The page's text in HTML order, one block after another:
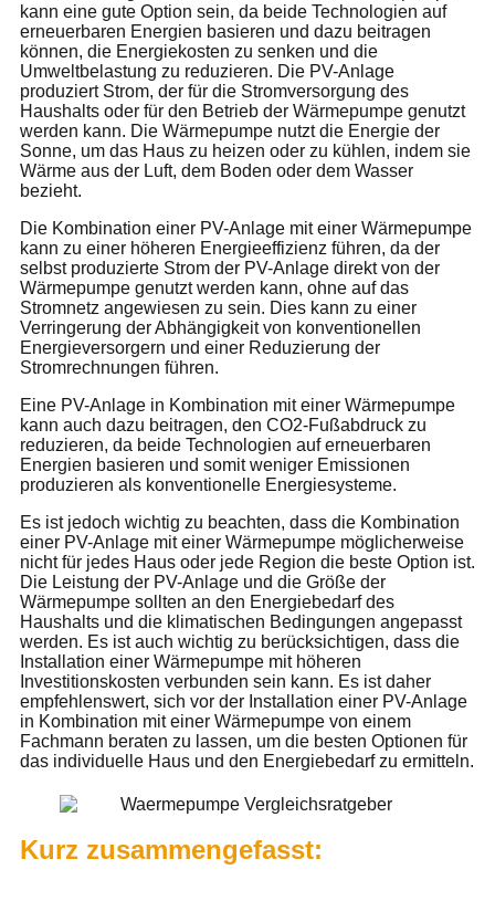
kann eine gute Option sein, da beide Technologien auf
erneuerbaren Energien basieren und dazu beitragen
können, die Energiekosten zu senken und die
Umweltbelastung zu reduzieren. Die PV-Anlage
produziert Strom, der für die Stromversorgung des
Haushalts oder für den Betrieb der Wärmepumpe genutzt
werden kann. Die Wärmepumpe nutzt die Energie der
Sonne, um das Haus zu heizen oder zu kühlen, indem sie
Wärme aus der Luft, dem Boden oder dem Wasser
bezieht.
Die Kombination einer PV-Anlage mit einer Wärmepumpe
kann zu einer höheren Energieeffizienz führen, da der
selbst produzierte Strom der PV-Anlage direkt von der
Wärmepumpe genutzt werden kann, ohne auf das
Stromnetz angewiesen zu sein. Dies kann zu einer
Verringerung der Abhängigkeit von konventionellen
Energieversorgern und einer Reduzierung der
Stromrechnungen führen.
Eine PV-Anlage in Kombination mit einer Wärmepumpe
kann auch dazu beitragen, den CO2-Fußabdruck zu
reduzieren, da beide Technologien auf erneuerbaren
Energien basieren und somit weniger Emissionen
produzieren als konventionelle Energiesysteme.
Es ist jedoch wichtig zu beachten, dass die Kombination
einer PV-Anlage mit einer Wärmepumpe möglicherweise
nicht für jedes Haus oder jede Region die beste Option ist.
Die Leistung der PV-Anlage und die Größe der
Wärmepumpe sollten an den Energiebedarf des
Haushalts und die klimatischen Bedingungen angepasst
werden. Es ist auch wichtig zu berücksichtigen, dass die
Installation einer Wärmepumpe mit höheren
Investitionskosten verbunden sein kann. Es ist daher
empfehlenswert, sich vor der Installation einer PV-Anlage
in Kombination mit einer Wärmepumpe von einem
Fachmann beraten zu lassen, um die besten Optionen für
das individuelle Haus und den Energiebedarf zu ermitteln.
Kurz zusammengefasst: